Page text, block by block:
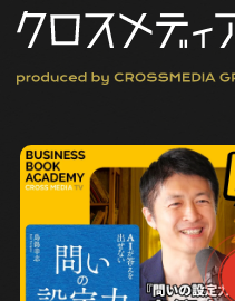
マガジン
新刊ができるまで